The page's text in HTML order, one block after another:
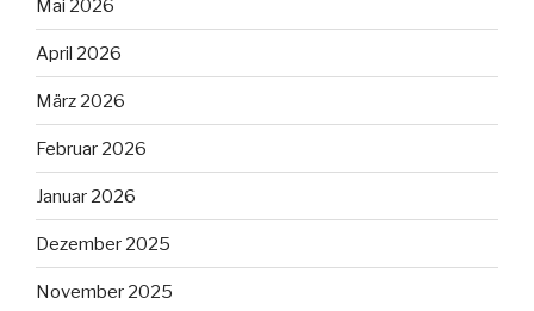
Mai 2026
April 2026
März 2026
Februar 2026
Januar 2026
Dezember 2025
November 2025